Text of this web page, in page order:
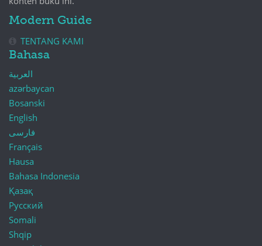
Modern Guide
TENTANG KAMI
Bahasa
العربية
azərbaycan
Bosanski
English
فارسی
Français
Hausa
Bahasa Indonesia
Қазақ
Русский
Somali
Shqip